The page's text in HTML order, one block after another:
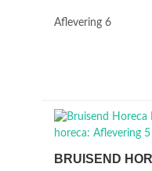
Aflevering 6
BRUISEND